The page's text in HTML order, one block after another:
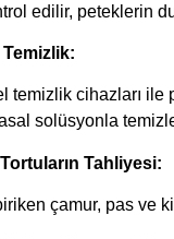
edilir, peteklerin
temizlik cihazları ile
solüsyonla
Tahliyesi:
çamur, pas ve